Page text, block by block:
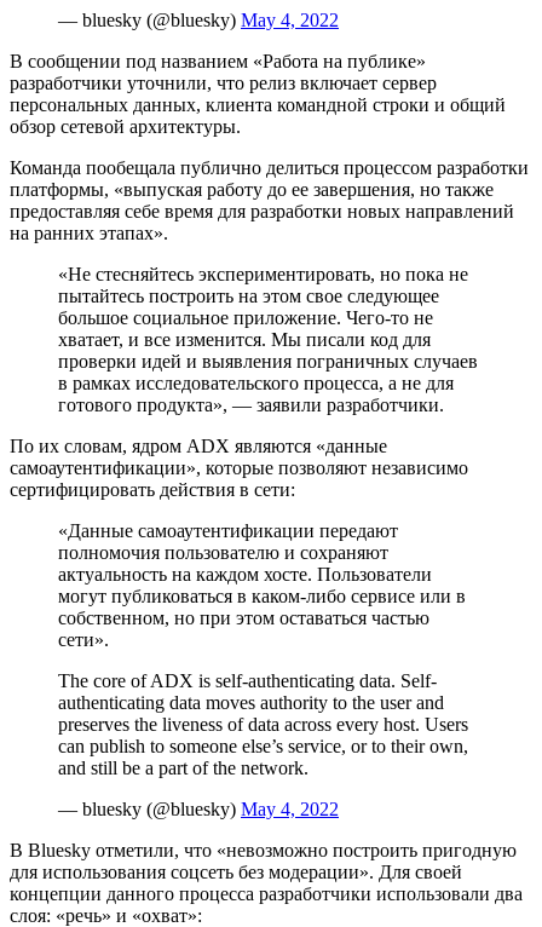
— bluesky (@bluesky) May 4, 2022
В сообщении под названием «Работа на публике»
разработчики уточнили, что релиз включает сервер
персональных данных, клиента командной строки и общий
обзор сетевой архитектуры.
Команда пообещала публично делиться процессом разработки
платформы, «выпуская работу до ее завершения, но также
предоставляя себе время для разработки новых направлений
на ранних этапах».
«Не стесняйтесь экспериментировать, но пока не
пытайтесь построить на этом свое следующее
большое социальное приложение. Чего-то не
хватает, и все изменится. Мы писали код для
проверки идей и выявления пограничных случаев
в рамках исследовательского процесса, а не для
готового продукта», — заявили разработчики.
По их словам, ядром ADX являются «данные
самоаутентификации», которые позволяют независимо
сертифицировать действия в сети:
«Данные самоаутентификации передают
полномочия пользователю и сохраняют
актуальность на каждом хосте. Пользователи
могут публиковаться в каком-либо сервисе или в
собственном, но при этом оставаться частью
сети».
The core of ADX is self-authenticating data. Self-
authenticating data moves authority to the user and
preserves the liveness of data across every host. Users
can publish to someone else’s service, or to their own,
and still be a part of the network.
— bluesky (@bluesky) May 4, 2022
В Bluesky отметили, что «невозможно построить пригодную
для использования соцсеть без модерации». Для своей
концепции данного процесса разработчики использовали два
слоя: «речь» и «охват»: